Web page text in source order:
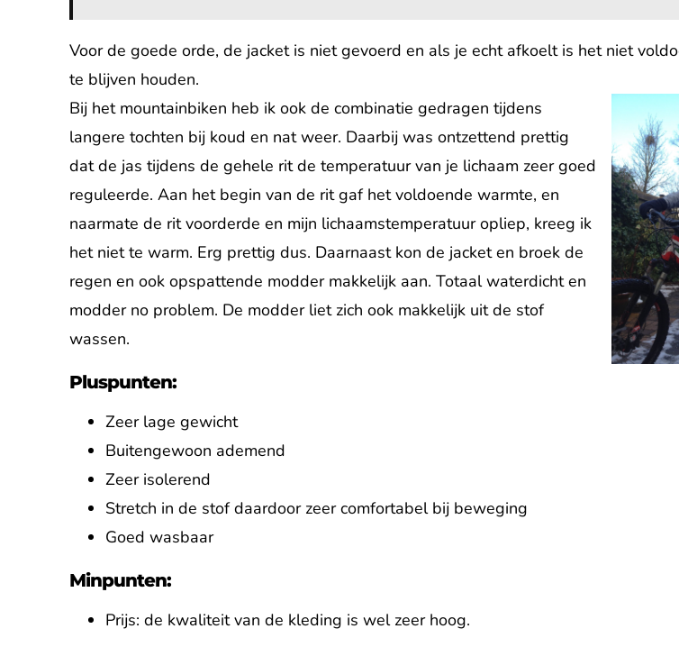
Voor de goede orde, de jacket is niet gevoerd en als je echt afkoelt is het niet
te blijven houden.
Bij het mountainbiken heb ik ook de combinatie gedragen tijdens
langere tochten bij koud en nat weer. Daarbij was ontzettend prettig
dat de jas tijdens de gehele rit de temperatuur van je lichaam zeer goed
reguleerde. Aan het begin van de rit gaf het voldoende warmte, en
naarmate de rit voorderde en mijn lichaamstemperatuur opliep, kreeg ik
het niet te warm. Erg prettig dus. Daarnaast kon de jacket en broek de
regen en ook opspattende modder makkelijk aan. Totaal waterdicht en
modder no problem. De modder liet zich ook makkelijk uit de stof
wassen.
Pluspunten:
Zeer lage gewicht
Buitengewoon ademend
Zeer isolerend
Stretch in de stof daardoor zeer comfortabel bij beweging
Goed wasbaar
Minpunten:
Prijs: de kwaliteit van de kleding is wel zeer hoog.